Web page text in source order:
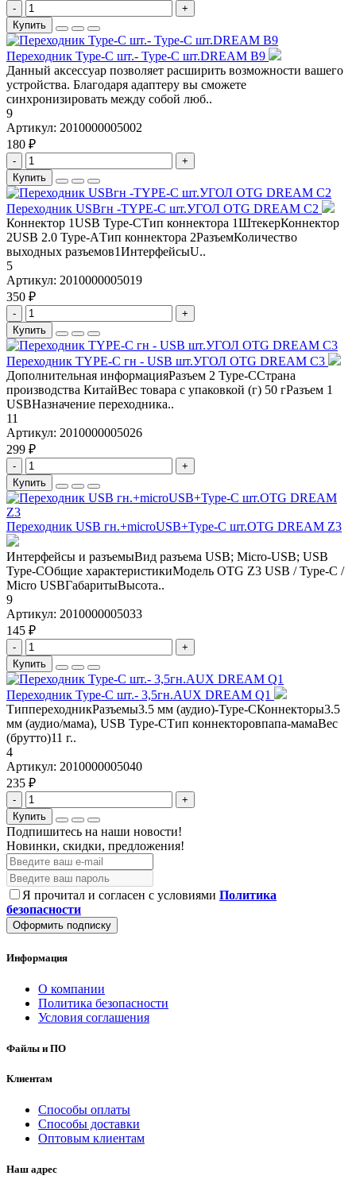
-
+
Купить
Переходник Type-C шт.- Type-C шт.DREAM B9
Данный аксессуар позволяет расширить возможности вашего
устройства. Благодаря адаптеру вы сможете
синхронизировать между собой люб..
9
Артикул: 2010000005002
180 ₽
-
+
Купить
Переходник USBгн -TYPE-C шт.УГОЛ OTG DREAM C2
Коннектор 1USB Type-CТип коннектора 1ШтекерКоннектор
2USB 2.0 Type-AТип коннектора 2РазъемКоличество
выходных разъемов1ИнтерфейсыU..
5
Артикул: 2010000005019
350 ₽
-
+
Купить
Переходник TYPE-C гн - USB шт.УГОЛ OTG DREAM C3
Дополнительная информацияРазъем 2 Type-ССтрана
производства КитайВес товара с упаковкой (г) 50 гРазъем 1
USBНазначение переходника..
11
Артикул: 2010000005026
299 ₽
-
+
Купить
Переходник USB гн.+microUSB+Type-C шт.OTG DREAM Z3
Интерфейсы и разъемыВид разъема USB; Micro-USB; USB
Type-CОбщие характеристикиМодель OTG Z3 USB / Type-C /
Micro USBГабаритыВысота..
9
Артикул: 2010000005033
145 ₽
-
+
Купить
Переходник Type-C шт.- 3,5гн.AUX DREAM Q1
ТиппереходникРазъемы3.5 мм (аудио)-Type-CКоннекторы3.5
мм (аудио/мама), USB Type-CТип коннекторовпапа-мамаВес
(брутто)11 г..
4
Артикул: 2010000005040
235 ₽
-
+
Купить
Подпишитесь на наши новости!
Новинки, скидки, предложения!
Я прочитал и согласен с условиями Политика
безопасности
Оформить подписку
Информация
О компании
Политика безопасности
Условия соглашения
Файлы и ПО
Клиентам
Способы оплаты
Способы доставки
Оптовым клиентам
Наш адрес